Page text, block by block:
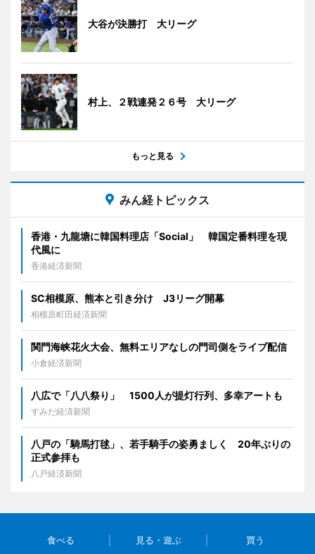
大谷が決勝打 大リーグ
村上、２戦連発２６号 大リーグ
もっと見る
みん経トピックス
香港・九龍塘に韓国料理店「Social」 韓国定番料理を現
代風に
香港経済新聞
SC相模原、熊本と引き分け J3リーグ開幕
相模原町田経済新聞
関門海峡花火大会、無料エリアなしの門司側をライブ配信
小倉経済新聞
八広で「八八祭り」 1500人が提灯行列、多幸アートも
すみだ経済新聞
八戸の「騎馬打毬」、若手騎手の姿勇ましく 20年ぶりの
正式参拝も
八戸経済新聞
食べる 見る・遊ぶ 買う